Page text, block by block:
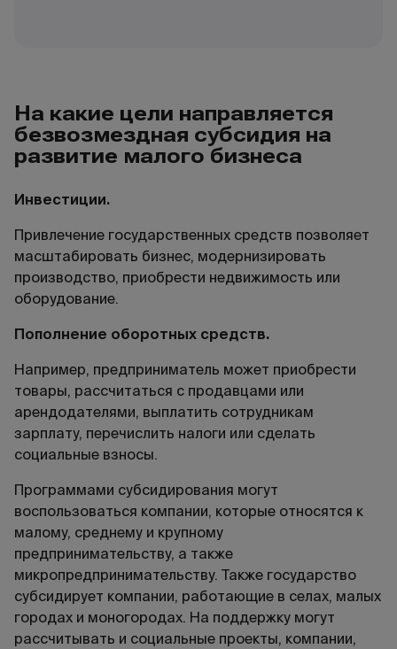
На какие цели направляется
безвозмездная субсидия на
развитие малого бизнеса
Инвестиции.
Привлечение государственных средств позволяет
масштабировать бизнес, модернизировать
производство, приобрести недвижимость или
оборудование.
Пополнение оборотных средств.
Например, предприниматель может приобрести
товары, рассчитаться с продавцами или
арендодателями, выплатить сотрудникам
зарплату, перечислить налоги или сделать
социальные взносы.
Программами субсидирования могут
воспользоваться компании, которые относятся к
малому, среднему и крупному
предпринимательству, а также
микропредпринимательству. Также государство
субсидирует компании, работающие в селах, малых
городах и моногородах. На поддержку могут
рассчитывать и социальные проекты, компании,